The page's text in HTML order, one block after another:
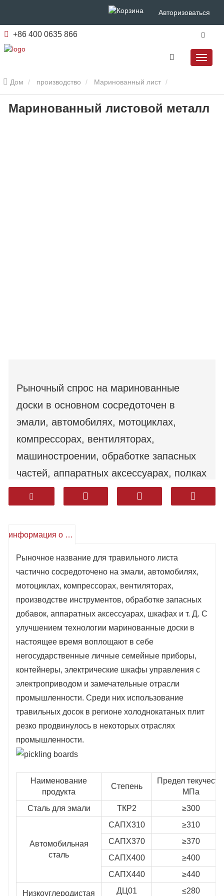
Авторизоваться
+86 400 0635 866
Дом производство Маринованный лист
Маринованный листовой металл
Маринованный листовой металл
Рыночный спрос на маринованные
доски в основном сосредоточен в
эмали, автомобилях, мотоциклах,
компрессорах, вентиляторах,
машиностроении, обработке запасных
частей, аппаратных аксессуарах, полках
и т. Д. С развитием технологий
травильные доски в настоящее время
электрические шкафы управления и
другие отрасли промышленности.
Среди них использование
маринованных плит вместо
холоднокатаных плит быстро
развивалось в некоторых отраслях
промышленности.
информация о продукте
Рыночное название для травильного листа
частично сосредоточено на эмали, автомобилях,
мотоциклах, компрессорах, вентиляторах,
производстве инструментов, обработке запасных
добавок, аппаратных аксессуарах, шкафах и т. Д. С
улучшением технологии маринованные доски в
настоящее время воплощают в себе
негосударственные личные семейные приборы,
контейнеры, электрические шкафы управления с
электроприводом и замечательные отрасли
промышленности. Среди них использование
травильных досок в регионе холоднокатаных плит
резко продвинулось в некоторых отраслях
промышленности.
Наименование
продукта
Степень
Предел
МПа
Сталь для эмали
ТКР2 ≥300
Автомобильная
сталь
САПХ310
≥310
САПХ370
≥370
САПХ400
≥400
САПХ440
≥440
Низкоуглеродистая ДЦ01 ≤280